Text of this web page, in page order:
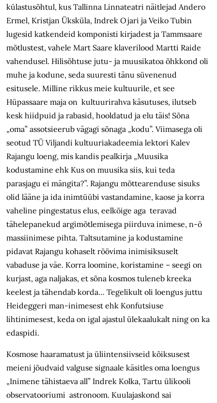
külastusõhtul, kus Tallinna Linnateatri näitlejad Andero
Ermel, Kristjan Üksküla, Indrek Ojari ja Veiko Tubin
lugesid katkendeid komponisti kirjadest ja Tammsaare
mõtlustest, vahele Mart Saare klaverilood Martti Raide
vahendusel. Hilisõhtuse jutu- ja muusikatoa õhkkond oli
muhe ja kodune, seda suuresti tänu süvenenud
esitusele. Milline rikkus meie kultuurile, et see
Hüpassaare maja on kultuurirahva käsutuses, ilutseb
kesk hiidpuid ja rabasid, hooldatud ja elu täis! Sõna
„oma” assotsieerub vägagi sõnaga „kodu”. Viimasega oli
seotud TÜ Viljandi kultuuriakadeemia lektori Kalev
Rajangu loeng, mis kandis pealkirja „Muusika
kodustamine ehk Kus on muusika siis, kui teda
parasjagu ei mängita?”. Rajangu mõttearenduse sisuks
olid lääne ja ida inimtüübi vastandamine, kaose ja korra
vaheline pingestatus elus, eelkõige aga teravad
tähelepanekud argimõtlemisega piirduva inimese, n-ö
massiinimese pihta. Taltsutamine ja kodustamine
pidavat Rajangu kohaselt röövima inimisiksuselt
vabaduse ja väe. Korra loomine, koristamine – seegi on
kurjast, aga naljakas, et sõna kosmos tuleneb kreeka
keelest ja tähendab korda… Tegelikult oli loengus juttu
Heideggeri man-inimesest ehk Konfutsiuse
lihtinimesest, keda on igal ajastul ülekaalukalt ning on ka
edaspidi.
Kosmose haaramatust ja üliintensiivseid kõiksusest
meieni jõudvaid valguse signaale käsitles oma loengus
„Inimene tähistaeva all” Indrek Kolka, Tartu ülikooli
observatooriumi astronoom. Kuulajaskond sai